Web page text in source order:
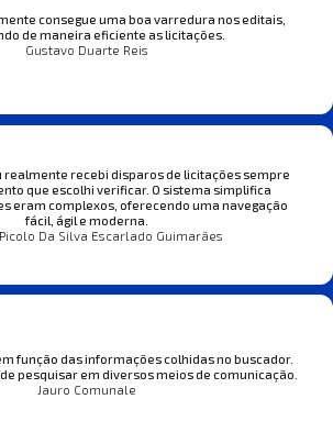
consegue uma boa varredura nos editais,
de maneira eficiente as licitações.
Gustavo Duarte Reis
realmente recebi disparos de licitações sempre
que escolhi verificar. O sistema simplifica
eram complexos, oferecendo uma navegação
fácil, ágil e moderna.
Da Silva Escarlado Guimarães
função das informações colhidas no buscador.
pesquisar em diversos meios de comunicação.
Jauro Comunale